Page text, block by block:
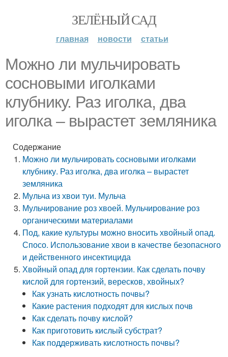
ЗЕЛЁНЫЙ САД
главная новости статьи
Можно ли мульчировать
сосновыми иголками
клубнику. Раз иголка, два
иголка – вырастет земляника
Содержание
Можно ли мульчировать сосновыми иголками
клубнику. Раз иголка, два иголка – вырастет
земляника
Мульча из хвои туи. Мульча
Мульчирование роз хвоей. Мульчирование роз
органическими материалами
Под, какие культуры можно вносить хвойный опад.
Спосо. Использование хвои в качестве безопасного
и действенного инсектицида
Хвойный опад для гортензии. Как сделать почву
кислой для гортензий, вересков, хвойных?
Как узнать кислотность почвы?
Какие растения подходят для кислых почв
Как сделать почву кислой?
Как приготовить кислый субстрат?
Как поддерживать кислотность почвы?